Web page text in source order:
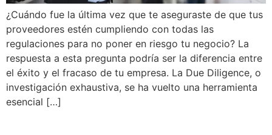
¿Cuándo fue la última vez que te aseguraste de que tus
proveedores estén cumpliendo con todas las
regulaciones para no poner en riesgo tu negocio? La
respuesta a esta pregunta podría ser la diferencia entre
el éxito y el fracaso de tu empresa. La Due Diligence, o
investigación exhaustiva, se ha vuelto una herramienta
esencial […]